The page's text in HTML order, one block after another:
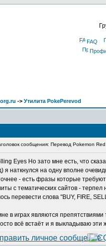
FAQ
-> Утилита PokePerevod
сообщения: Перевод Pokemon Red
Но зато мне есть, что
я наткнулся на одну вполне
- есть фразы которые
с тематических сайтов -
перевести слова "BUY, FIRE,
в играх являются
всё встаёт и я выкладываю